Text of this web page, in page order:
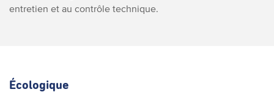
entretien et au contrôle technique.
Écologique